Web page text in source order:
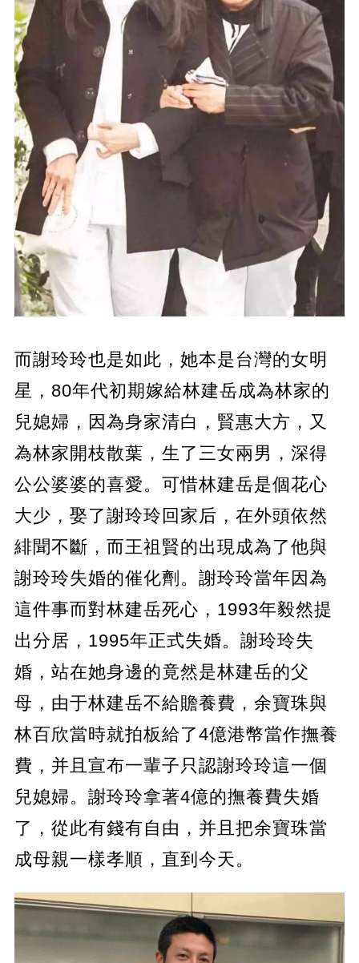
而謝玲玲也是如此，她本是台灣的女明
星，80年代初期嫁給林建岳成為林家的
兒媳婦，因為身家清白，賢惠大方，又
為林家開枝散葉，生了三女兩男，深得
公公婆婆的喜愛。可惜林建岳是個花心
大少，娶了謝玲玲回家后，在外頭依然
緋聞不斷，而王祖賢的出現成為了他與
謝玲玲失婚的催化劑。謝玲玲當年因為
這件事而對林建岳死心，1993年毅然提
出分居，1995年正式失婚。謝玲玲失
婚，站在她身邊的竟然是林建岳的父
母，由于林建岳不給贍養費，余寶珠與
林百欣當時就拍板給了4億港幣當作撫養
費，并且宣布一輩子只認謝玲玲這一個
兒媳婦。謝玲玲拿著4億的撫養費失婚
了，從此有錢有自由，并且把余寶珠當
成母親一樣孝順，直到今天。